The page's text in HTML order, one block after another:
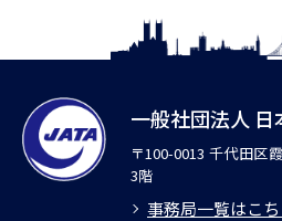
一般社団法人
〒100-0013 千代田区
3階
事務局一覧はこち